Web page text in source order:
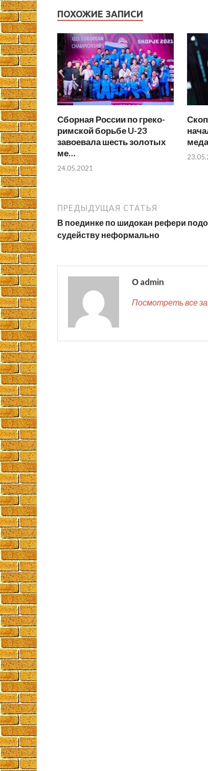
ПОХОЖИЕ ЗАПИСИ
Сборная России по греко-
римской борьбе U-23
завоевала шесть золотых
ме…
24.05.2021
ПРЕДЫДУЩАЯ СТАТЬЯ
В поединке по шидокан рефери
судейству неформально
О admin
Посмотреть все